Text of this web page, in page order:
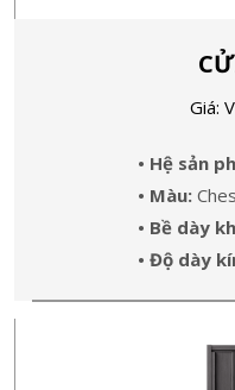
Giá:
• Hệ sản
• Màu:
• Bề dày
• Độ dày